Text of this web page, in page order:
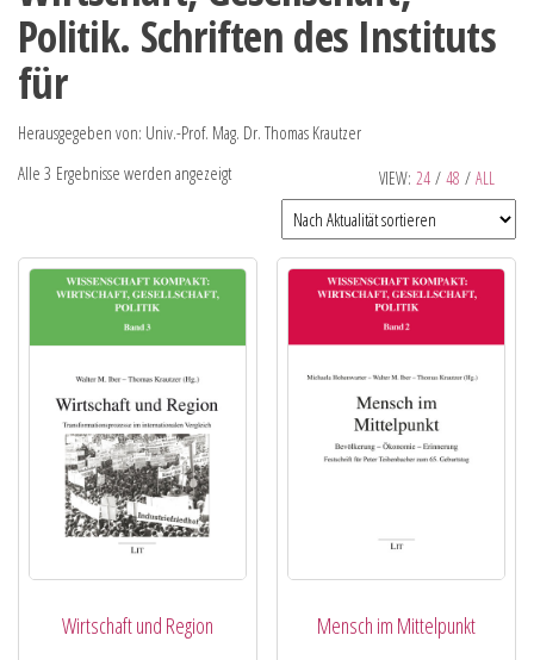
Politik. Schriften des Instituts
für
Herausgegeben von: Univ.-Prof. Mag. Dr. Thomas Krautzer
VIEW: 24 / 48 / ALL
Alle 3 Ergebnisse werden angezeigt
Wirtschaft und Region Mensch im Mittelpunkt